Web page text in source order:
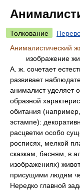
Толкование
Анималистический
изображение
А. ж. сочетает
развивает
анималист уделяет
образной
обитания
эстампе):
расцветки особо
росписях, мелкой
сказкам, басням, в
изображениях)
присущими людям
Нередко главной